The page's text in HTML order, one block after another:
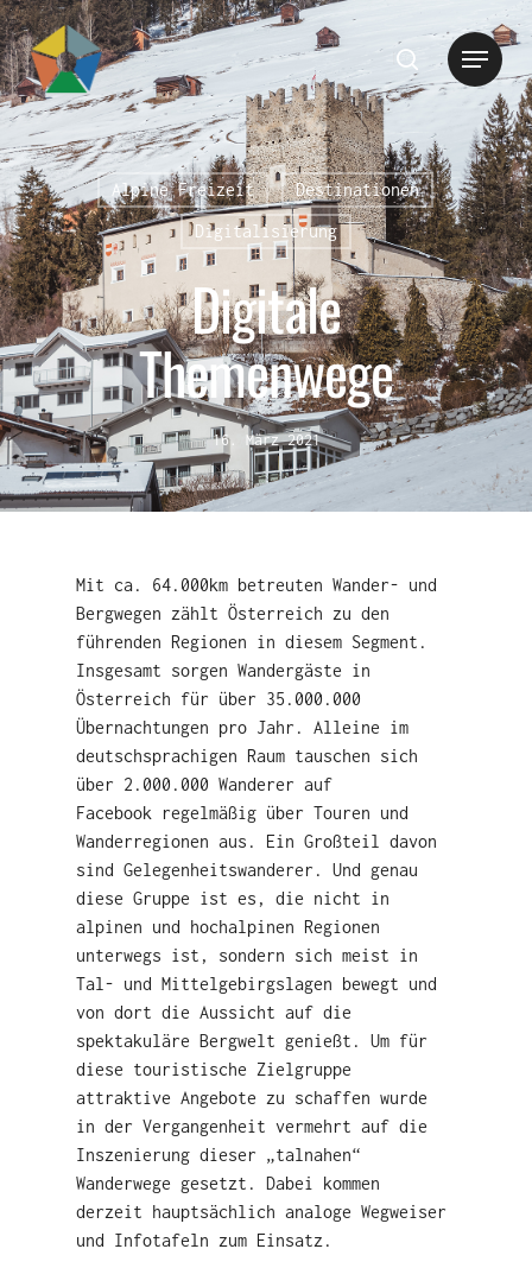
Hit enter to search or ESC to close
Alpine Freizeit Destinationen
Digitalisierung
Digitale
Themenwege
16. März 2021
Mit ca. 64.000km betreuten Wander- und
Bergwegen zählt Österreich zu den
führenden Regionen in diesem Segment.
Insgesamt sorgen Wandergäste in
Österreich für über 35.000.000
Übernachtungen pro Jahr. Alleine im
deutschsprachigen Raum tauschen sich
über 2.000.000 Wanderer auf
Facebook regelmäßig über Touren und
Wanderregionen aus. Ein Großteil davon
sind Gelegenheitswanderer. Und genau
diese Gruppe ist es, die nicht in
alpinen und hochalpinen Regionen
unterwegs ist, sondern sich meist in
Tal- und Mittelgebirgslagen bewegt und
von dort die Aussicht auf die
spektakuläre Bergwelt genießt. Um für
diese touristische Zielgruppe
attraktive Angebote zu schaffen wurde
in der Vergangenheit vermehrt auf die
Inszenierung dieser „talnahen“
Wanderwege gesetzt. Dabei kommen
derzeit hauptsächlich analoge Wegweiser
und Infotafeln zum Einsatz.